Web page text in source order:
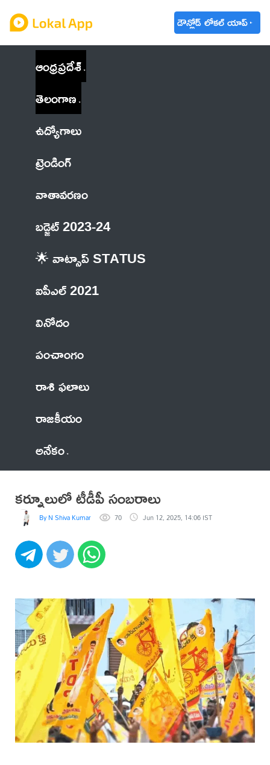
డౌన్లోడ్ లోకల్ యాప్
ఆంధ్రప్రదేశ్
తెలంగాణ
ఉద్యోగాలు
ట్రెండింగ్
వాతావరణం
బడ్జెట్ 2023-24
🌟 వాట్సాప్ STATUS
ఐపీఎల్ 2021
వినోదం
పంచాంగం
రాశి ఫలాలు
రాజకీయం
అనేకం
కర్నూలులో టీడీపీ సంబరాలు
By N Shiva Kumar 70 Jun 12, 2025, 14:06 IST